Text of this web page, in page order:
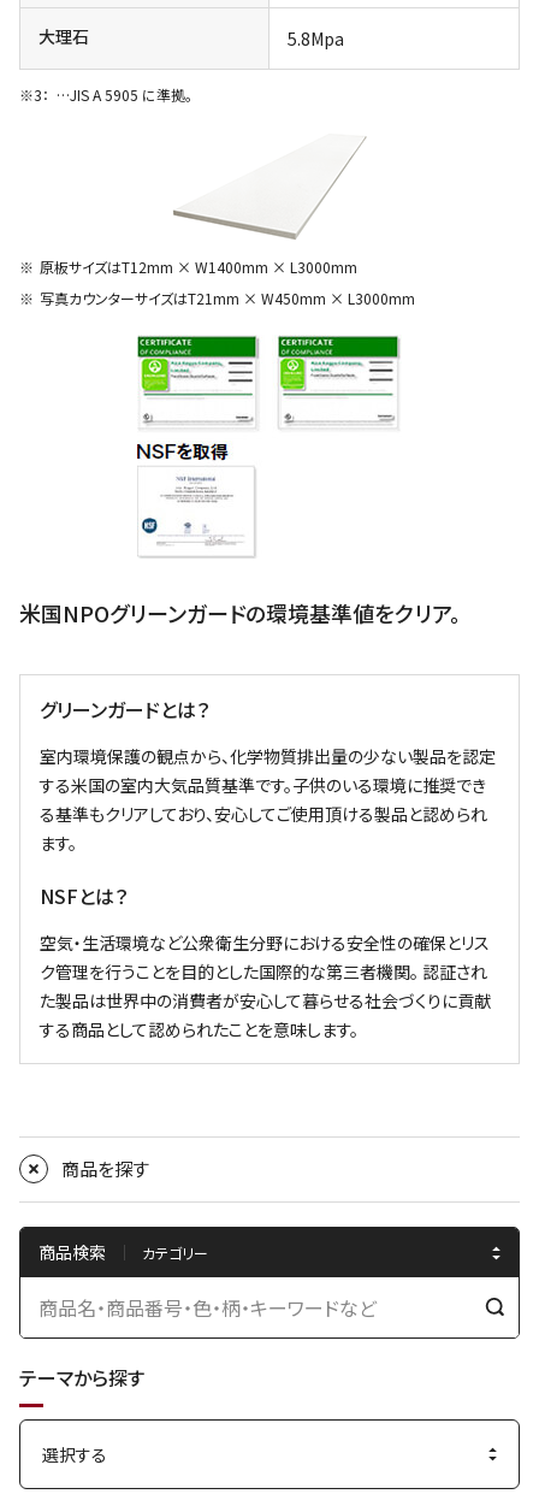
大理石 5.8Mpa
…JIS A 5905 に準拠。
原板サイズはT12mm × W1400mm × L3000mm
写真カウンターサイズはT21mm × W450mm × L3000mm
米国NPOグリーンガードの環境基準値をクリア。
グリーンガードとは？
室内環境保護の観点から、化学物質排出量の少ない製品を認定
する米国の室内大気品質基準です。子供のいる環境に推奨でき
る基準もクリアしており、安心してご使用頂ける製品と認められ
ます。
NSFとは？
空気・生活環境など公衆衛生分野における安全性の確保とリス
ク管理を行うことを目的とした国際的な第三者機関。 認証され
た製品は世界中の消費者が安心して暮らせる社会づくりに貢献
する商品として認められたことを意味します。
商品を探す
商品検索
検
テーマから探す